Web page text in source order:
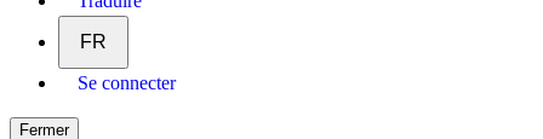
FR
Se connecter
Fermer